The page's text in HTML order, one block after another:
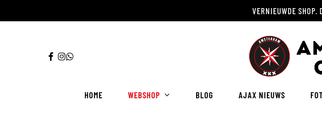
direct
VERNIEUWDE SHOP.
FACEBOOK
INSTAGRAM
WHATSAPP
HOME WEBSHOP BLOG AJAX NIEUWS